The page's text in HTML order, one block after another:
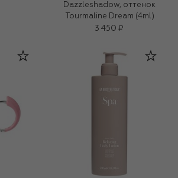
Dazzleshadow, оттенок
Tourmaline Dream (4ml)
3 450 ₽